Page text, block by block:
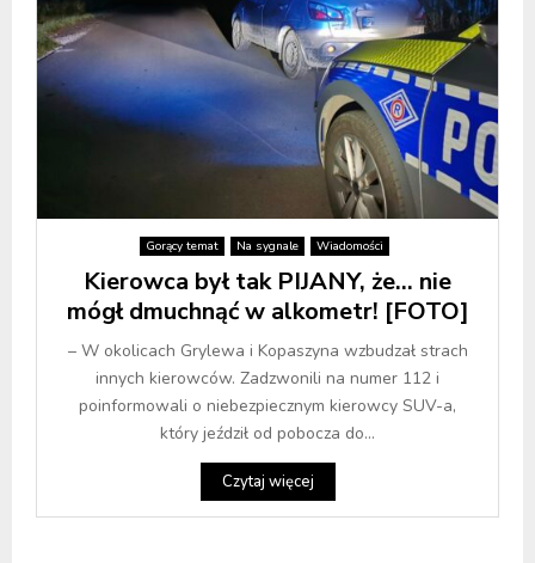
Gorący temat Na sygnale Wiadomości
Kierowca był tak PIJANY, że… nie
mógł dmuchnąć w alkometr! [FOTO]
– W okolicach Grylewa i Kopaszyna wzbudzał strach
innych kierowców. Zadzwonili na numer 112 i
poinformowali o niebezpiecznym kierowcy SUV-a,
który jeździł od pobocza do...
Czytaj więcej